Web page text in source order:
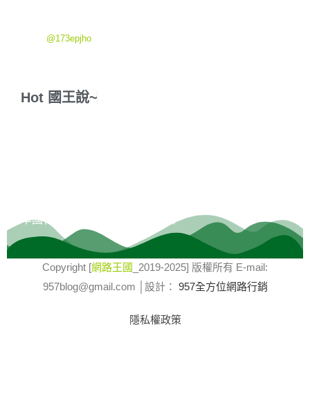
@173epjho
Hot 國王說~
本國特產： 藍星23莊園精品咖啡
Copyright [網路王國
_2019-2025] 版權所有 E-mail:
957blog@gmail.com │設計： 957全方位網路行銷
隱私權政策